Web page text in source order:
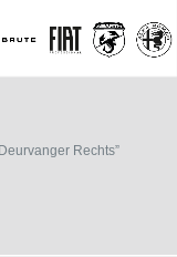
Rechts”